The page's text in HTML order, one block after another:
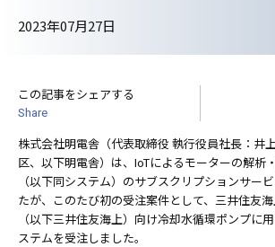
2023年07月27日
この記事をシェアする
Share
株式会社明電舎（代表取締役 執行役員社長：井
区、以下明電舎）は、IoTによるモーターの解析
（以下同システム）のサブスクリプションサー
たが、このたび初の受注案件として、三井住友
（以下三井住友海上）向け冷却水循環ポンプに
ステムを受注しました。